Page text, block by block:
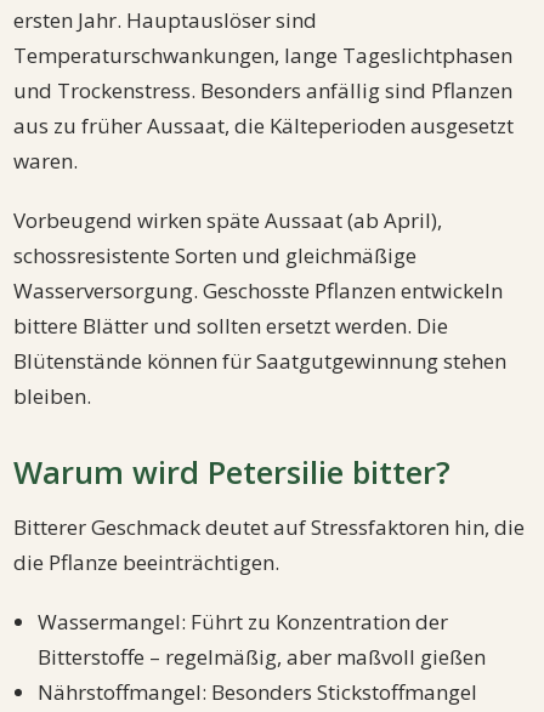
ersten Jahr. Hauptauslöser sind
Temperaturschwankungen, lange Tageslichtphasen
und Trockenstress. Besonders anfällig sind Pflanzen
aus zu früher Aussaat, die Kälteperioden ausgesetzt
waren.
Vorbeugend wirken späte Aussaat (ab April),
schossresistente Sorten und gleichmäßige
Wasserversorgung. Geschosste Pflanzen entwickeln
bittere Blätter und sollten ersetzt werden. Die
Blütenstände können für Saatgutgewinnung stehen
bleiben.
Warum wird Petersilie bitter?
Bitterer Geschmack deutet auf Stressfaktoren hin, die
die Pflanze beeinträchtigen.
Wassermangel: Führt zu Konzentration der
Bitterstoffe – regelmäßig, aber maßvoll gießen
Nährstoffmangel: Besonders Stickstoffmangel